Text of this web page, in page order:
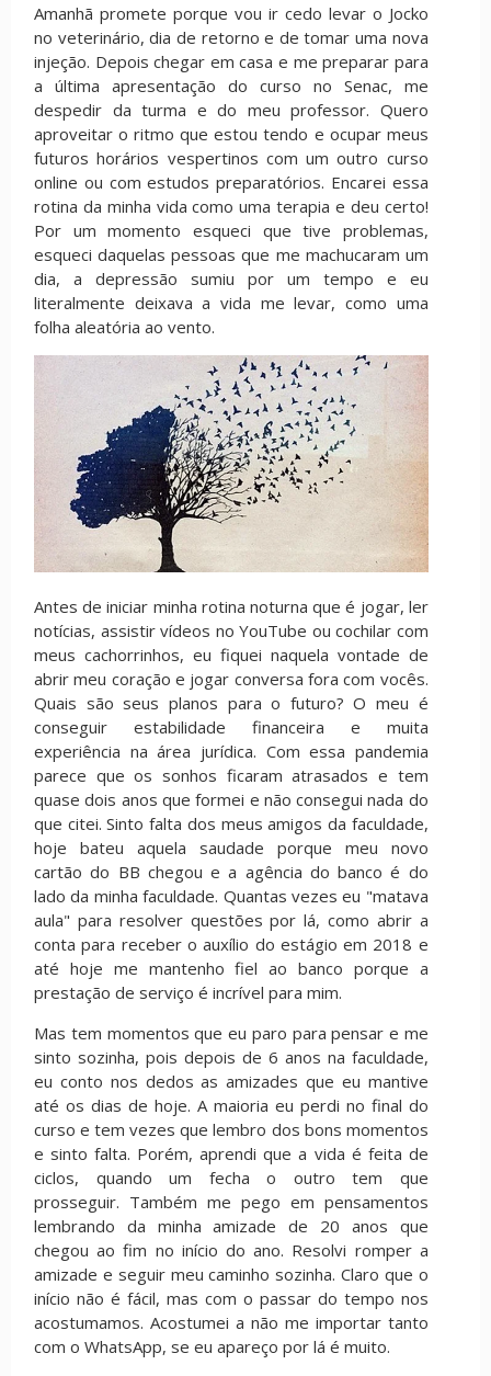
Amanhã promete porque vou ir cedo levar o Jocko
no veterinário, dia de retorno e de tomar uma nova
injeção. Depois chegar em casa e me preparar para
a última apresentação do curso no Senac, me
despedir da turma e do meu professor. Quero
aproveitar o ritmo que estou tendo e ocupar meus
futuros horários vespertinos com um outro curso
online ou com estudos preparatórios. Encarei essa
rotina da minha vida como uma terapia e deu certo!
Por um momento esqueci que tive problemas,
esqueci daquelas pessoas que me machucaram um
dia, a depressão sumiu por um tempo e eu
literalmente deixava a vida me levar, como uma
folha aleatória ao vento.
Antes de iniciar minha rotina noturna que é jogar, ler
notícias, assistir vídeos no YouTube ou cochilar com
meus cachorrinhos, eu fiquei naquela vontade de
abrir meu coração e jogar conversa fora com vocês.
Quais são seus planos para o futuro? O meu é
conseguir estabilidade financeira e muita
experiência na área jurídica. Com essa pandemia
parece que os sonhos ficaram atrasados e tem
quase dois anos que formei e não consegui nada do
que citei. Sinto falta dos meus amigos da faculdade,
hoje bateu aquela saudade porque meu novo
cartão do BB chegou e a agência do banco é do
lado da minha faculdade. Quantas vezes eu "matava
aula" para resolver questões por lá, como abrir a
conta para receber o auxílio do estágio em 2018 e
até hoje me mantenho fiel ao banco porque a
prestação de serviço é incrível para mim.
Mas tem momentos que eu paro para pensar e me
sinto sozinha, pois depois de 6 anos na faculdade,
eu conto nos dedos as amizades que eu mantive
até os dias de hoje. A maioria eu perdi no final do
curso e tem vezes que lembro dos bons momentos
e sinto falta. Porém, aprendi que a vida é feita de
ciclos, quando um fecha o outro tem que
prosseguir. Também me pego em pensamentos
lembrando da minha amizade de 20 anos que
chegou ao fim no início do ano. Resolvi romper a
amizade e seguir meu caminho sozinha. Claro que o
início não é fácil, mas com o passar do tempo nos
acostumamos. Acostumei a não me importar tanto
com o WhatsApp, se eu apareço por lá é muito.